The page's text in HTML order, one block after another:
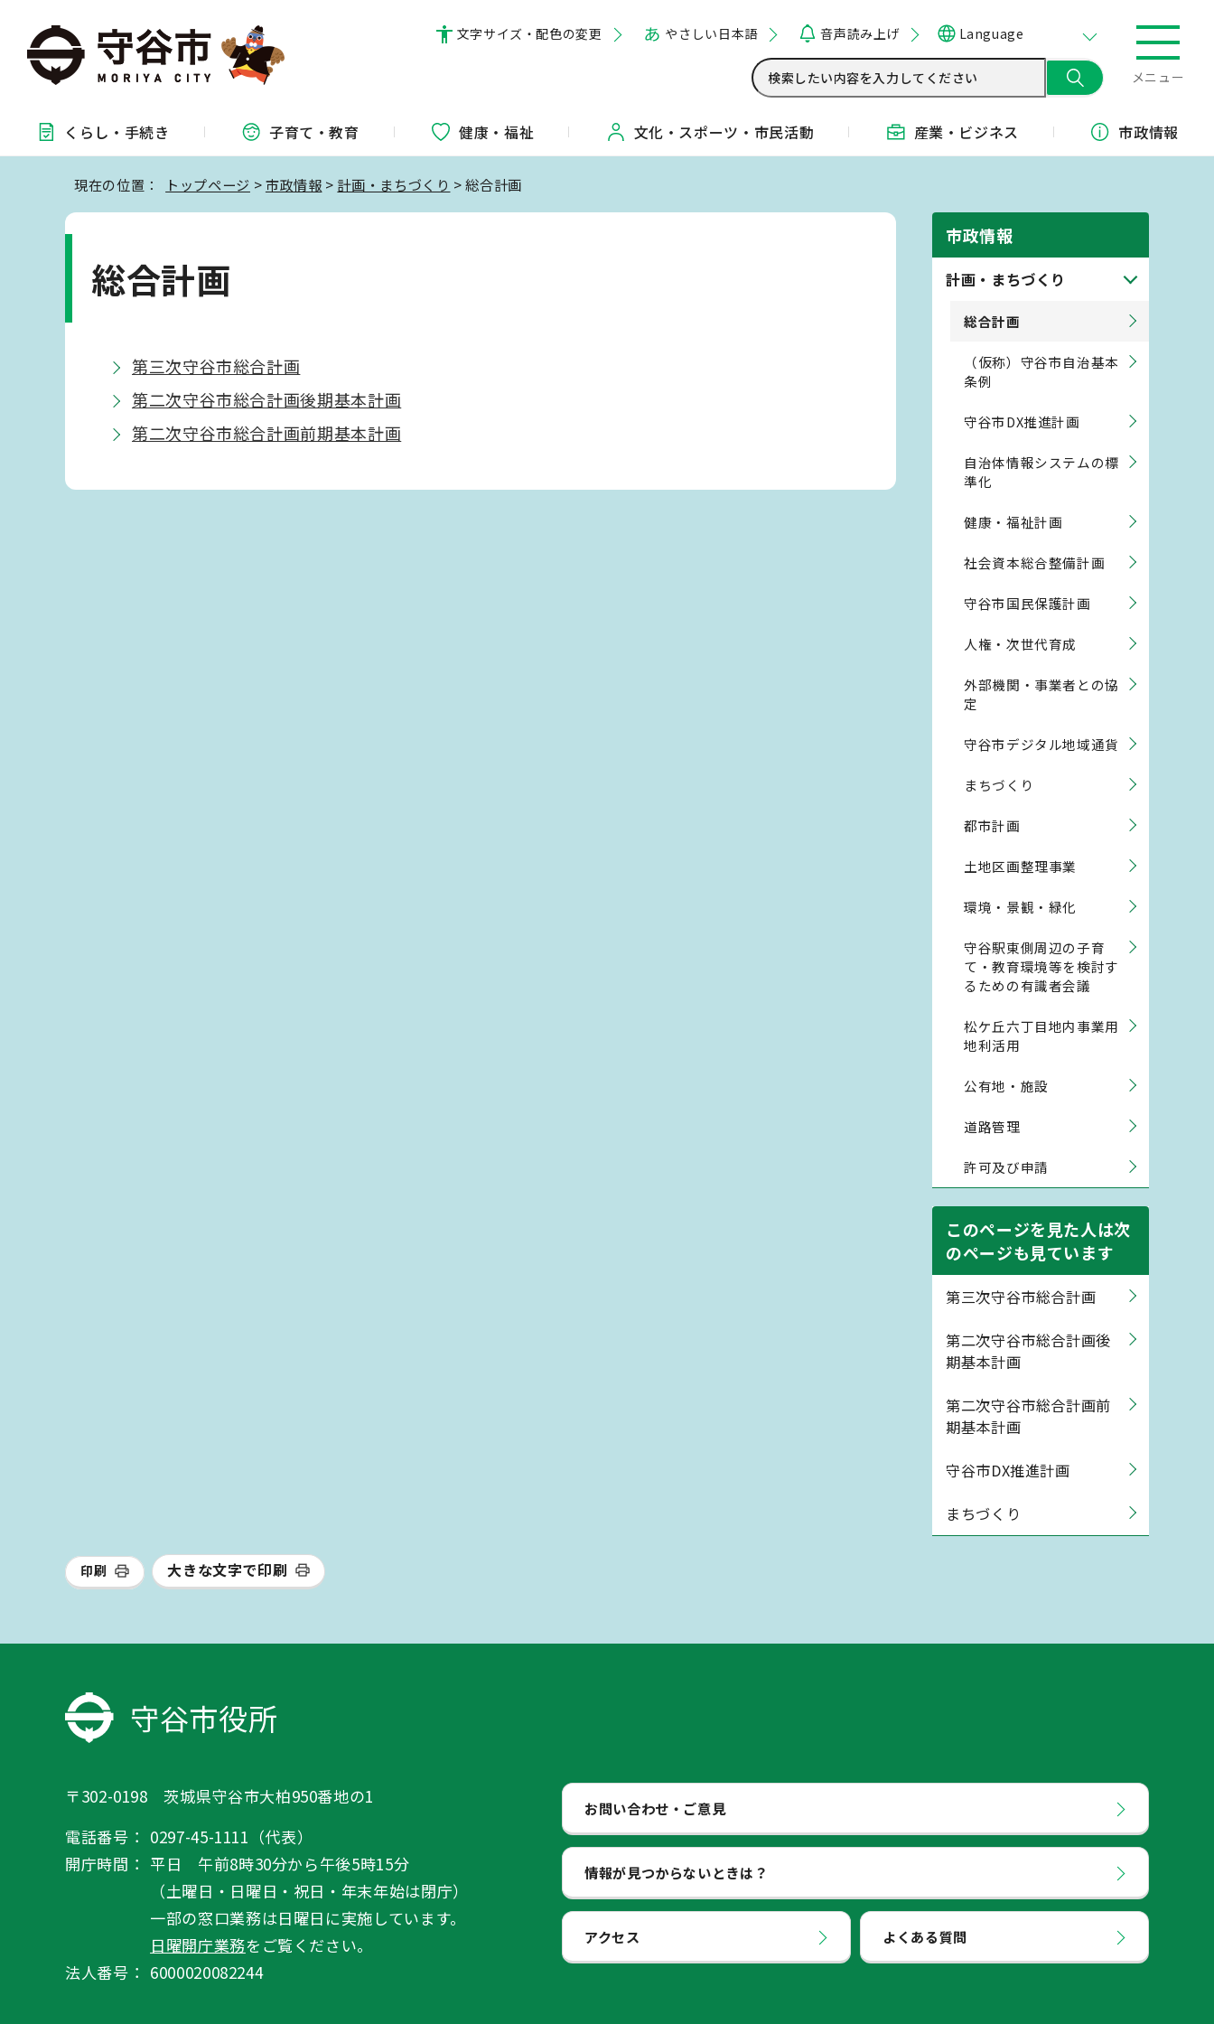
文字サイズ・配色の変更 やさしい日本語 音声読み上げ Language
メニュー
くらし・ 手続き 子育て・教育 健康・福祉 文化・ スポーツ・ 市民活動 産業・ ビジネス 市政情報
現在の位置： トップページ >市政情報 > 計画・まちづくり > 総合計画
総合計画
第三次守谷市総合計画
第二次守谷市総合計画後期基本計画
第二次守谷市総合計画前期基本計画
市政情報
計画・まちづくり
総合計画
（仮称）守谷市自治基本
条例
守谷市DX推進計画
自治体情報システムの標
準化
健康・福祉計画
社会資本総合整備計画
守谷市国民保護計画
人権・次世代育成
外部機関・事業者との協
定
守谷市デジタル地域通貨
まちづくり
都市計画
土地区画整理事業
環境・景観・緑化
守谷駅東側周辺の子育
て・教育環境等を検討す
るための有識者会議
松ケ丘六丁目地内事業用
地利活用
公有地・施設
道路管理
許可及び申請
このページを見た人は次
のページも見ています
第三次守谷市総合計画
第二次守谷市総合計画後
期基本計画
第二次守谷市総合計画前
期基本計画
守谷市DX推進計画
まちづくり
印刷 大きな文字で印刷
守谷市役所
〒302-0198 茨城県守谷市大柏950番地の1
電話番号： 0297-45-1111（代表）
開庁時間： 平日 午前8時30分から午後5時15分
（土曜日・日曜日・祝日・年末年始は閉庁）
一部の窓口業務は日曜日に実施しています。
日曜開庁業務をご覧ください。
法人番号： 6000020082244
お問い合わせ・ご意見
情報が見つからないときは？
アクセス よくある質問